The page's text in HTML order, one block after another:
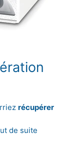
récupérer
de suite